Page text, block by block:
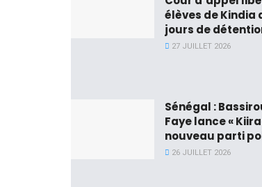
élèves de Kindia
jours de
27 JUILLET 2026
Sénégal :
Faye lance «
nouveau parti
26 JUILLET 2026